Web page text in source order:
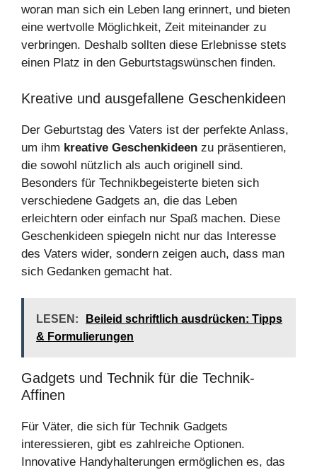
woran man sich ein Leben lang erinnert, und bieten
eine wertvolle Möglichkeit, Zeit miteinander zu
verbringen. Deshalb sollten diese Erlebnisse stets
einen Platz in den Geburtstagswünschen finden.
Kreative und ausgefallene Geschenkideen
Der Geburtstag des Vaters ist der perfekte Anlass,
um ihm kreative Geschenkideen zu präsentieren,
die sowohl nützlich als auch originell sind.
Besonders für Technikbegeisterte bieten sich
verschiedene Gadgets an, die das Leben
erleichtern oder einfach nur Spaß machen. Diese
Geschenkideen spiegeln nicht nur das Interesse
des Vaters wider, sondern zeigen auch, dass man
sich Gedanken gemacht hat.
LESEN:
Beileid schriftlich ausdrücken: Tipps
& Formulierungen
Gadgets und Technik für die Technik-
Affinen
Für Väter, die sich für Technik Gadgets
interessieren, gibt es zahlreiche Optionen.
Innovative Handyhalterungen ermöglichen es, das